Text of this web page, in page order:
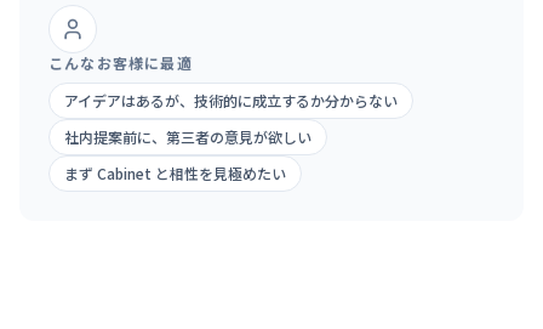
こんなお客様に最適
アイデアはあるが、技術的に成立するか分からない
社内提案前に、第三者の意見が欲しい
まず Cabinet と相性を見極めたい